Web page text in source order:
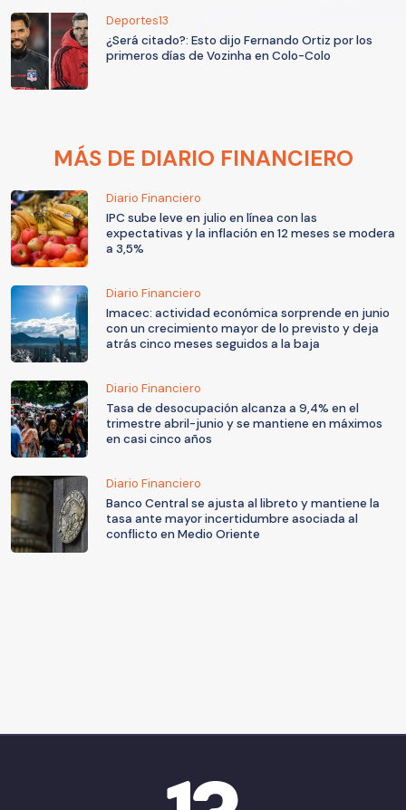
Deportes13
¿Será citado?: Esto dijo Fernando Ortiz por los
primeros días de Vozinha en Colo-Colo
MÁS DE DIARIO FINANCIERO
Diario Financiero
IPC sube leve en julio en línea con las
expectativas y la inflación en 12 meses se modera
a 3,5%
Diario Financiero
Imacec: actividad económica sorprende en junio
con un crecimiento mayor de lo previsto y deja
atrás cinco meses seguidos a la baja
Diario Financiero
Tasa de desocupación alcanza a 9,4% en el
trimestre abril-junio y se mantiene en máximos
en casi cinco años
Diario Financiero
Banco Central se ajusta al libreto y mantiene la
tasa ante mayor incertidumbre asociada al
conflicto en Medio Oriente